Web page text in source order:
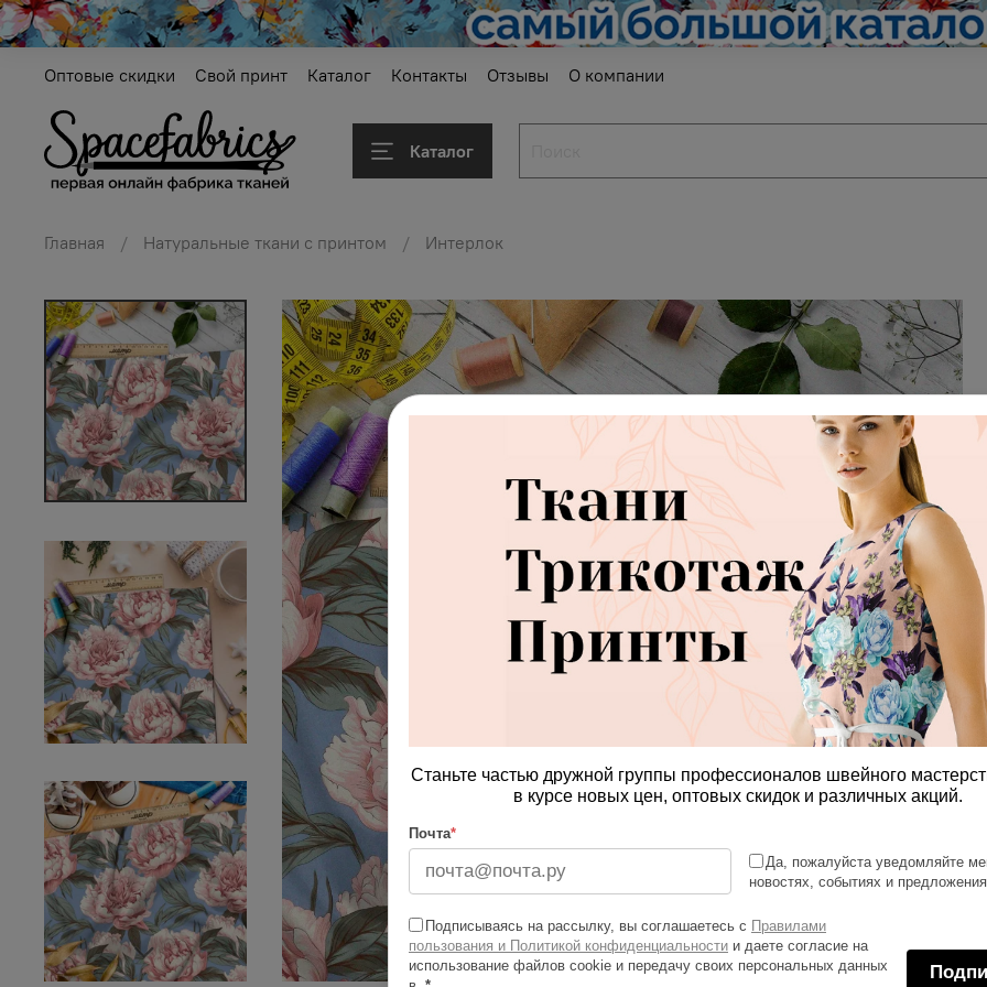
Оптовые скидки Свой принт Каталог Контакты Отзывы О компании
Каталог
Главная Натуральные ткани с принтом Интерлок
Станьте частью дружной группы профессионалов швейного
в курсе новых цен, оптовых скидок и различных акций.
Почта*
Да, пожалуйста уведомляйте
новостях, событиях и
Подписываясь на рассылку, вы соглашаетесь с Правилами
пользования и Политикой конфиденциальности и даете согласие на
использование файлов cookie и передачу своих персональных данных